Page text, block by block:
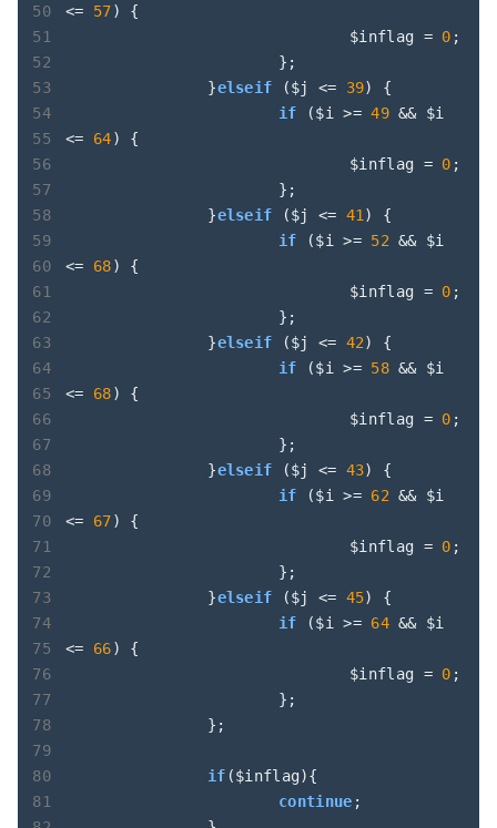
<= 57) {
				$inflag =
0 ;
		}
elseif ($j <= 39) {
if ($i >= 49 && $i
<= 64) {
				$inflag =
0 ;
		}
elseif ($j <= 41 ) {
if ($i >= 52 && $i
<= 68) {
				$inflag =
0 ;
		}
elseif ($j <= 42) {
if ($i >= 58 && $i
<= 68) {
				$inflag =
0 ;
		}
elseif ($j <= 43) {
if ($i >= 62 && $i
<= 67) {
				$inflag =
0 ;
		}
elseif ($j <= 45) {
if ($i >= 64 && $i
<= 66) {
				$inflag =
0 ;
if ($inflag){
continue ;